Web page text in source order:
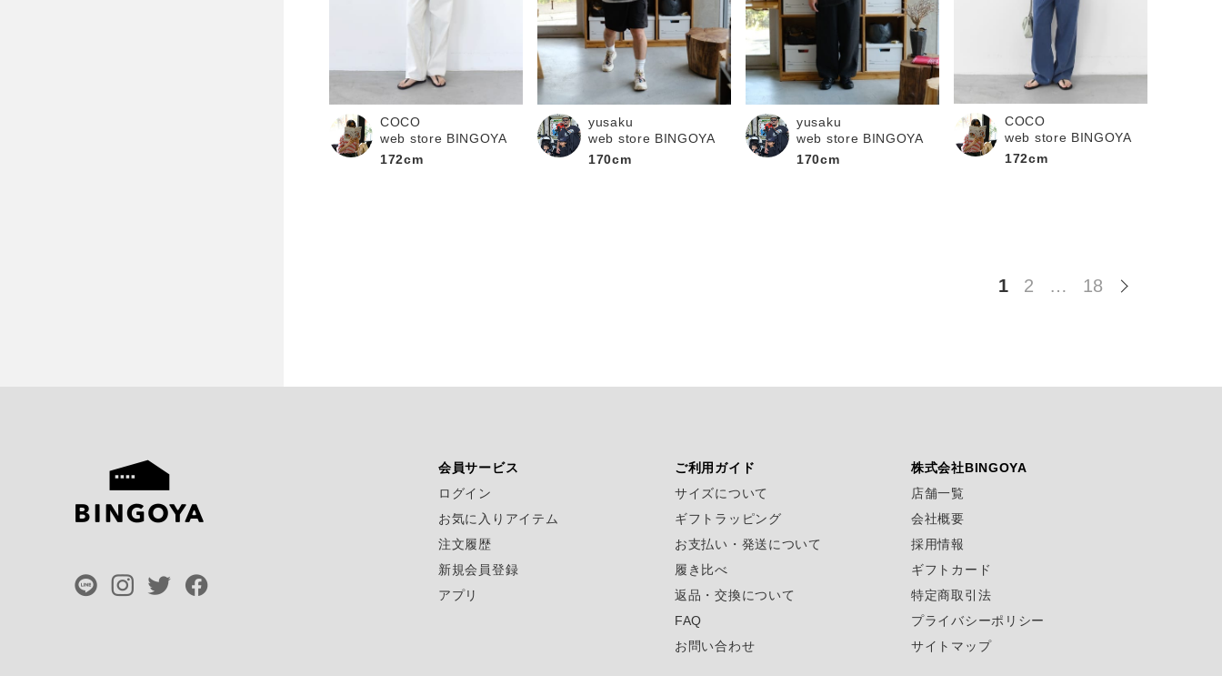
COCO
web store BINGOYA
172cm
yusaku
web store BINGOYA
170cm
yusaku
web store BINGOYA
170cm
COCO
web store BINGOYA
172cm
1 2 … 18
会員サービス
ログイン
お気に入りアイテム
注文履歴
新規会員登録
アプリ
ご利用ガイド
サイズについて
ギフトラッピング
お支払い・発送について
履き比べ
返品・交換について
FAQ
お問い合わせ
株式会社BINGOYA
店舗一覧
会社概要
採用情報
ギフトカード
特定商取引法
プライバシーポリシー
サイトマップ